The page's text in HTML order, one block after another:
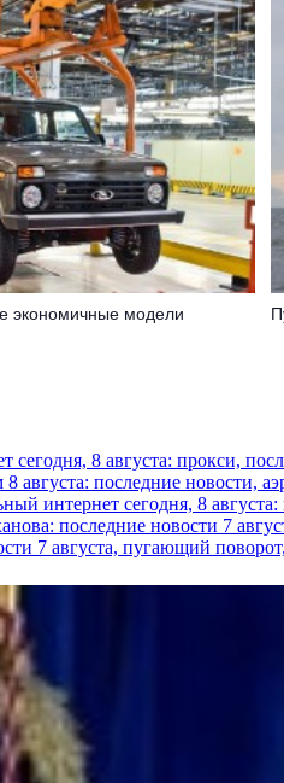
экономичные модели
сегодня, 8 августа: прокси,
августа: последние новости,
интернет сегодня, 8 августа:
последние новости 7
7 августа, пугающий